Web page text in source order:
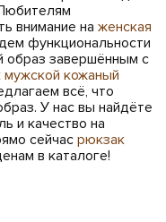
внимание на женская
функциональности
образ завершённым с
мужской кожаный
всё, что
У нас вы найдёте
и качество на
сейчас рюкзак
в каталоге!